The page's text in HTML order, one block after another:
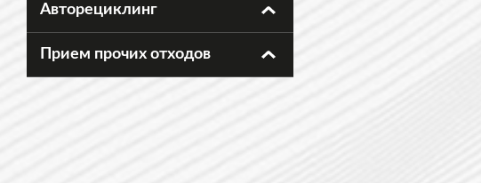
Авторециклинг
Прием прочих отходов